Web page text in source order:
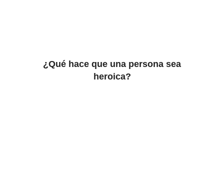
¿Qué hace que una persona sea
heroica?